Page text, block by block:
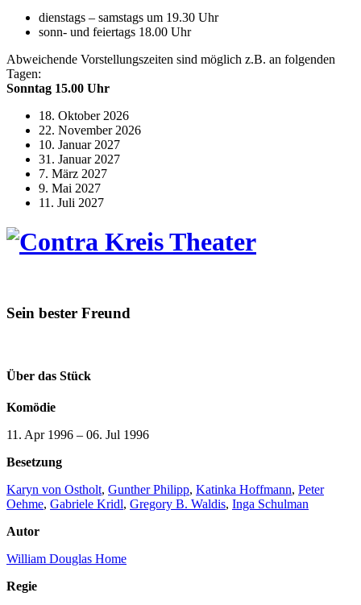
dienstags – samstags um 19.30 Uhr
sonn- und feiertags 18.00 Uhr
Abweichende Vorstellungszeiten sind möglich z.B. an folgenden
Tagen:
Sonntag 15.00 Uhr
18. Oktober 2026
22. November 2026
10. Januar 2027
31. Januar 2027
7. März 2027
9. Mai 2027
11. Juli 2027
Sein bester Freund
Über das Stück
Komödie
11. Apr 1996 – 06. Jul 1996
Besetzung
Karyn von Ostholt, Gunther Philipp, Katinka Hoffmann, Peter
Oehme, Gabriele Kridl, Gregory B. Waldis, Inga Schulman
Autor
William Douglas Home
Regie